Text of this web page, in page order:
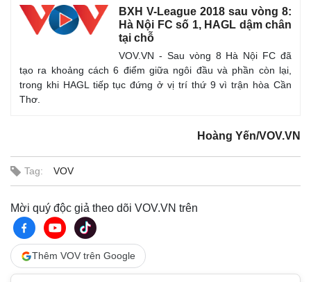
BXH V-League 2018 sau vòng 8:
Hà Nội FC số 1, HAGL dậm chân
tại chỗ
VOV.VN - Sau vòng 8 Hà Nội FC đã
tạo ra khoảng cách 6 điểm giữa ngôi đầu và phần còn lại,
trong khi HAGL tiếp tục đứng ở vị trí thứ 9 vì trận hòa Cần
Thơ.
Hoàng Yến/VOV.VN
Tag: VOV
Mời quý độc giả theo dõi VOV.VN trên
Thêm VOV trên Google